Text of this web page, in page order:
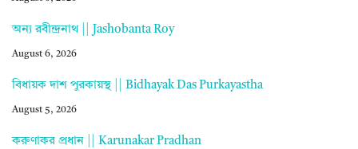
অন্য রবীন্দ্রনাথ || Jashobanta Roy
August 6, 2026
বিধায়ক দাশ পুরকায়স্থ || Bidhayak Das Purkayastha
August 5, 2026
করুণাকর প্রধান || Karunakar Pradhan